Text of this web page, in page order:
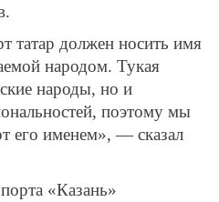
татар должен носить имя
народом. Тукая
народы, но и
поэтому мы
его именем», — сказал
«Казань»